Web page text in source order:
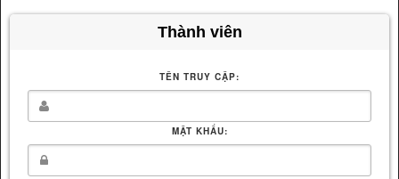
Thành viên
TÊN TRUY CẬP:
MẬT KHẨU: